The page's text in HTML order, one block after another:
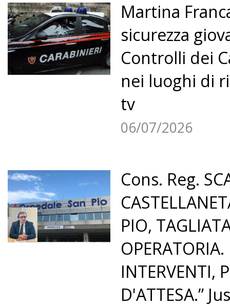
Martina
sicurezza
Controlli dei
nei luoghi di
tv
06/07/2026
Cons. Reg.
PIO,
INTERVENTI,
D'ATTESA.”
9 10 11